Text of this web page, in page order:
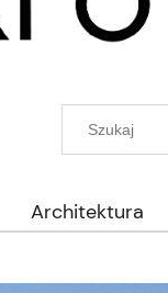
Architektura